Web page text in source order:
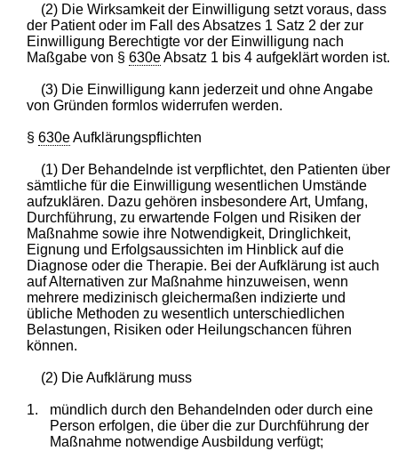
(2) Die Wirksamkeit der Einwilligung setzt voraus, dass
der Patient oder im Fall des Absatzes 1 Satz 2 der zur
Einwilligung Berechtigte vor der Einwilligung nach
Maßgabe von §630eAbsatz 1 bis 4 aufgeklärt worden ist.
(3) Die Einwilligung kann jederzeit und ohne Angabe
von Gründen formlos widerrufen werden.
§630eAufklärungspflichten
(1) Der Behandelnde ist verpflichtet, den Patienten über
sämtliche für die Einwilligung wesentlichen Umstände
aufzuklären. Dazu gehören insbesondere Art, Umfang,
Durchführung, zu erwartende Folgen und Risiken der
Maßnahme sowie ihre Notwendigkeit, Dringlichkeit,
Eignung und Erfolgsaussichten im Hinblick auf die
Diagnose oder die Therapie. Bei der Aufklärung ist auch
auf Alternativen zur Maßnahme hinzuweisen, wenn
mehrere medizinisch gleichermaßen indizierte und
übliche Methoden zu wesentlich unterschiedlichen
Belastungen, Risiken oder Heilungschancen führen
können.
(2) Die Aufklärung muss
1.
mündlich durch den Behandelnden oder durch eine
Person erfolgen, die über die zur Durchführung der
Maßnahme notwendige Ausbildung verfügt;